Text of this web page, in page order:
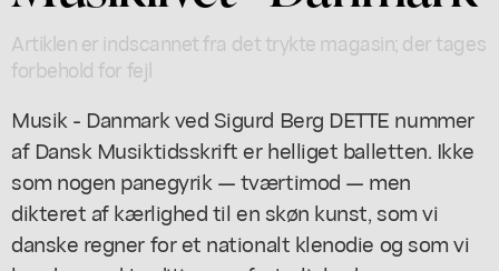
Artiklen er indscannet fra det trykte magasin; der tages
forbehold for fejl
Musik - Danmark ved Sigurd Berg DETTE nummer
af Dansk Musiktidsskrift er helliget balletten. Ikke
som nogen panegyrik — tværtimod — men
dikteret af kærlighed til en skøn kunst, som vi
danske regner for et nationalt klenodie og som vi